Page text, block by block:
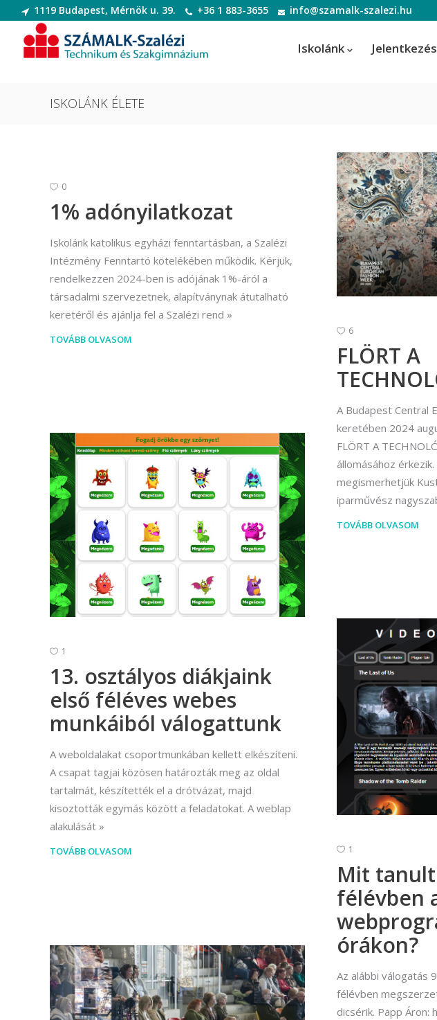
1119 Budapest, Mérnök u. 39. +36 1 883-3655 info@szamalk-szalezi.hu
Iskolánk Jelentkezés
alkalmazás-üzemeltető technikus
Szoftverfejlesztő és -tesztelő
Digitális festő és média designer
Digitális festő és média designer
Divat-, jelmez- és díszlettervező
Divat-, jelmez- és díszlettervező
Fotográfus (Kreatív fotográfus)
Fotográfus (Kreatív fotográfus)
Képző és iparművészeti
munkatárs (Festő)
Mozgókép- és animációkészítő
Mozgókép- és animációkészítő
ISKOLÁNK ÉLETE
0
1% adónyilatkozat
Iskolánk katolikus egyházi fenntartásban, a Szalézi
Intézmény Fenntartó kötelékében működik. Kérjük,
rendelkezzen 2024-ben is adójának 1%-áról a
társadalmi szervezetnek, alapítványnak átutalható
keretéről és ajánlja fel a Szalézi rend
TOVÁBB OLVASOM
6
FLÖRT A
A Budapest Central
keretében 2024
FLÖRT A
állomásához
megismerhetjük
iparművész
TOVÁBB OLVASOM
1
13. osztályos diákjaink
első féléves webes
munkáiból válogattunk
A weboldalakat csoportmunkában kellett elkészíteni.
A csapat tagjai közösen határozták meg az oldal
tartalmát, készítették el a drótvázat, majd
kisoztották egymás között a feladatokat. A weblap
alakulását
TOVÁBB OLVASOM 1
Mit
félévben
órákon?
Az alábbi válogatás
félévben
dicsérik. Papp